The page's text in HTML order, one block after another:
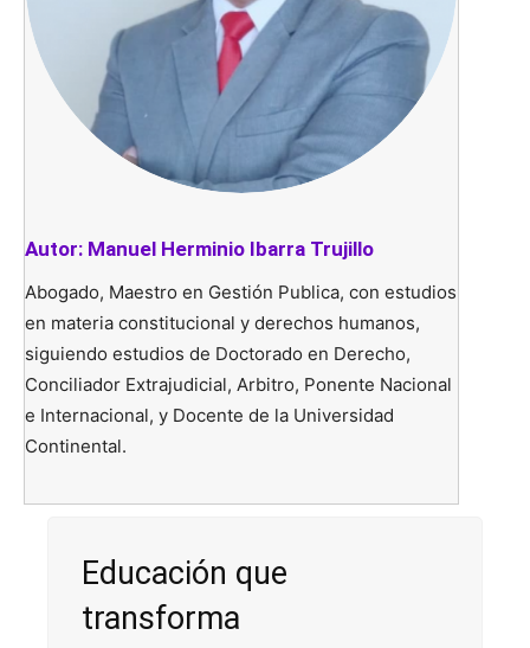
Autor: Manuel Herminio Ibarra Trujillo
Abogado, Maestro en Gestión Publica, con estudios
en materia constitucional y derechos humanos,
siguiendo estudios de Doctorado en Derecho,
Conciliador Extrajudicial, Arbitro, Ponente Nacional
e Internacional, y Docente de la Universidad
Continental.
Educación que
transforma